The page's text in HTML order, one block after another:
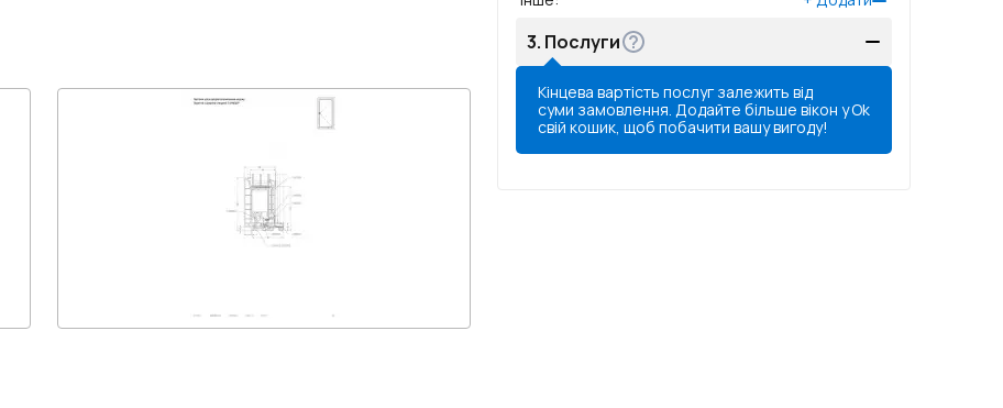
3. Послуги
Кінцева вартість послуг залежить від
суми замовлення. Додайте більше вікон у
свій кошик, щоб побачити вашу вигоду!
Ok